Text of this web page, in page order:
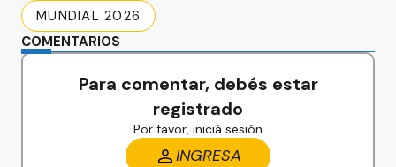
MUNDIAL 2026
COMENTARIOS
Para comentar, debés estar
registrado
Por favor, iniciá sesión
INGRESA